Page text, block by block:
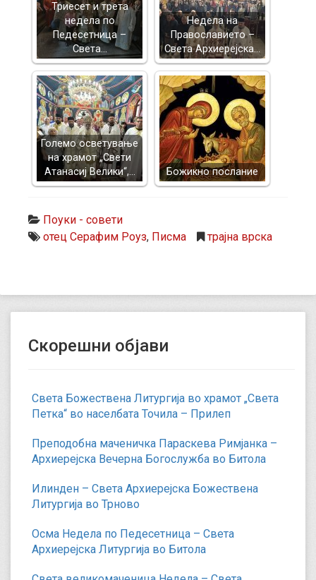
Триесет и трета
недела по
Педесетница –
Света…
Недела на
Православието –
Света Архиерејска…
Големо осветување
на храмот „Свети
Атанасиј Велики“,…
Божикно послание
Поуки - совети
отец Серафим Роуз, Писма трајна врска
Скорешни објави
Света Божествена Литургија во храмот „Света
Петка“ во населбата Точила – Прилеп
Преподобна маченичка Параскева Римјанка –
Архиерејска Вечерна Богослужба во Битола
Илинден – Света Архиерејска Божествена
Литургија во Трново
Осма Недела по Педесетница – Света
Архиерејска Литургија во Битола